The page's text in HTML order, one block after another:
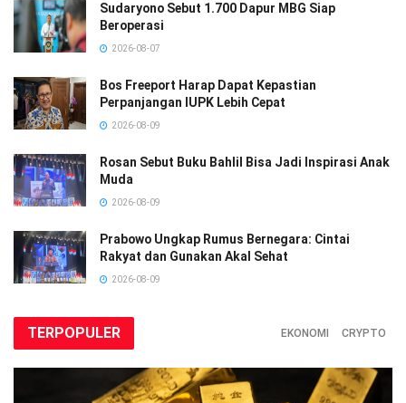
Sudaryono Sebut 1.700 Dapur MBG Siap
Beroperasi
2026-08-07
Bos Freeport Harap Dapat Kepastian
Perpanjangan IUPK Lebih Cepat
2026-08-09
Rosan Sebut Buku Bahlil Bisa Jadi Inspirasi Anak
Muda
2026-08-09
Prabowo Ungkap Rumus Bernegara: Cintai
Rakyat dan Gunakan Akal Sehat
2026-08-09
TERPOPULER EKONOMI CRYPTO